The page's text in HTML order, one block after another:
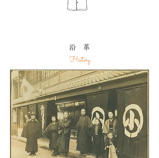
沿 革
History